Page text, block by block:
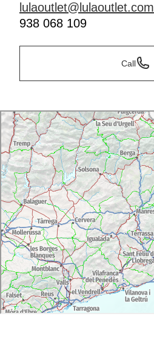
lulaoutlet@lulaoutlet.com
938 068 109
Call